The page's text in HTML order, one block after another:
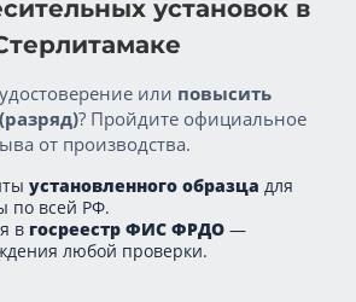
установок в
или повысить
? Пройдите официальное
от производства.
установленного образца для
по всей РФ.
в госреестр ФИС ФРДО —
любой проверки.